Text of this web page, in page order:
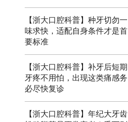
【浙大口腔科普】种牙切勿一
味求快，适配自身条件才是首
要标准
【浙大口腔科普】补牙后短期
牙疼不用怕，出现这类痛感务
必尽快复诊
【浙大口腔科普】年纪大牙齿